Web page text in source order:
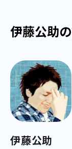
伊藤公助
伊藤公助